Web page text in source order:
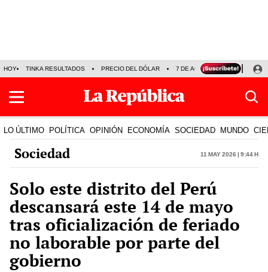
HOY TINKA RESULTADOS PRECIO DEL DÓLAR 7 DE AGOSTO OLLANTA
LO ÚLTIMO POLÍTICA OPINIÓN ECONOMÍA SOCIEDAD MUNDO
Sociedad 11 May 2026 | 9:44 h
Solo este distrito del Perú
descansará este 14 de mayo
tras oficialización de feriado
no laborable por parte del
gobierno